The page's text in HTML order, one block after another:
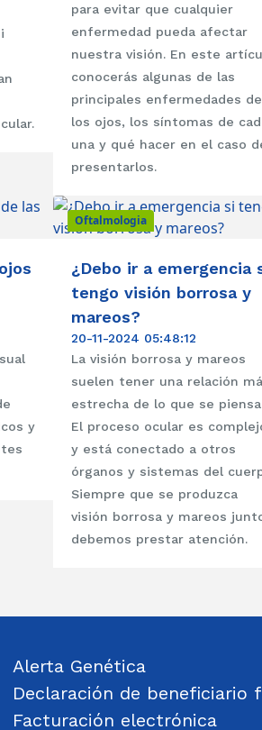
para evitar que cualquier
enfermedad pueda afectar
nuestra visión. En este
conocerás algunas de las
principales enfermedades de
los ojos, los síntomas de
una y qué hacer en el caso
presentarlos.
y
Oftalmologia
¿Debo ir a emergencia
tengo visión borrosa y
mareos?
20-11-2024 05:48:12
La visión borrosa y mareos
suelen tener una relación
estrecha de lo que se
El proceso ocular es
y está conectado a otros
órganos y sistemas del
Siempre que se produzca
visión borrosa y mareos
debemos prestar atención.
Alerta Genética
Declaración de beneficiario
Facturación electrónica